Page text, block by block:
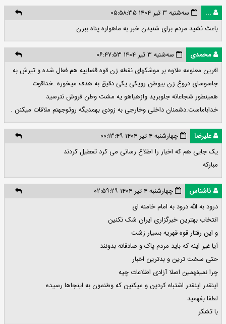
...
سه‌شنبه ۳ تیر ۱۴۰۴ ۰۵:۵۸:۳۵
باعث نشید مردم برای شنیدن خبر به ماهواره پناه ببرن
محمدی
سه‌شنبه ۳ تیر ۱۴۰۴ ۰۶:۴۷:۵۳
افرین معلومه علاوه بر موشکهای نقطه زن قوه قضاییه هم فعال شده و تیرش به
جاسوسای دروغ زن بیوطن رویکی یکی دقیق به هدف میخوره .خداقوت
همینطور شجاعانه جلوبرید وازهیاهو یه مشت وطن فروش نترسید
خداباماست.دشمنان داخلی وخارجی به زودی بهمدیگه روتوجهنم ملاقات میکنن .
علیرضا
چهارشنبه ۴ تیر ۱۴۰۴ ۰۰:۱۳:۴۹
یک جایی هم که اخبار را اطلاع رسانی می کرد تعطیل کردند
مبارکه
ناشناس
چهارشنبه ۴ تیر ۱۴۰۴ ۰۲:۵۹:۲۹
درود به الله درود به امام خامنه ای
انتخاب بهترین خبرگزاری ایران شک نکنین
و این رفتار قوه قهریه بسیار زشت
آیا غیر اینه که باید مردم پاک و صادقانه بدونند
حتی سخت ترین و‌ بدترین اخبار
چرا نمیفهمین اصلا آزادی اطلاعات چیه
اینقدر اینقدر اشتباه کردین و میکنین که وطنمون به اینجاها رسیده
لطفا بفهمید
با تشکر